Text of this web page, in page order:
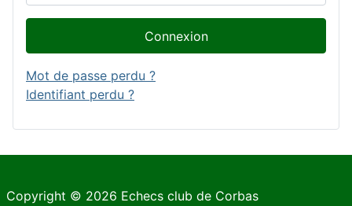
Connexion
Mot de passe perdu ?
Identifiant perdu ?
Copyright © 2026 Echecs club de Corbas